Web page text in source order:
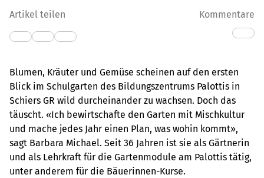
Artikel teilen Kommentare
Blumen, Kräuter und Gemüse scheinen auf den ersten
Blick im Schulgarten des Bildungszentrums Palottis in
Schiers GR wild durcheinander zu wachsen. Doch das
täuscht. «Ich bewirtschafte den Garten mit Mischkultur
und mache jedes Jahr einen Plan, was wohin kommt»,
sagt Barbara Michael. Seit 36 Jahren ist sie als Gärtnerin
und als Lehrkraft für die Gartenmodule am Palottis tätig,
unter anderem für die Bäuerinnen-Kurse.